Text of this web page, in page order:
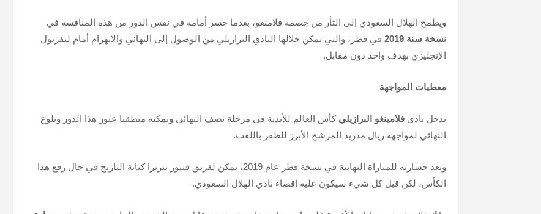
ويطمح الهلال السعودي إلى الثأر من خصمه فلامنغو، بعدما خسر أمامه في نفس الدور من هذه المنافسة في
نسخة سنة 2019
في قطر، والتي تمكن خلالها النادي البرازيلي من الوصول إلى النهائي والانهزام أمام ليفربول
الإنجليزي بهدف واحد دون مقابل.
معطيات المواجهة
يدخل ناديفلامينغو البرازيلي كأس العالم للأندية في مرحلة نصف النهائي ويمكنه منطقيا عبور هذا الدور وبلوغ
النهائي لمواجهة ريال مدريد المرشح الأبرز للظفر باللقب.
وبعد خسارته للمباراة النهائية في نسخة قطر عام 2019، يمكن لفريق فيتور بيريرا كتابة التاريخ في حال رفع هذا
الكأس، لكن قبل كل شيء سيكون عليه إقصاء نادي الهلال السعودي.